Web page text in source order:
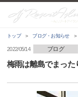
トップ ブログ・お知らせ
2022/05/14 ブログ
梅雨は離島でまっ